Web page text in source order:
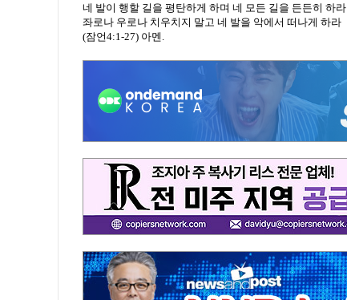
네 발이 행할 길을 평탄하게 하며 네 모든 길을 든든히 하라
좌로나 우로나 치우치지 말고 네 발을 악에서 떠나게 하라
(잠언4:1-27) 아멘.